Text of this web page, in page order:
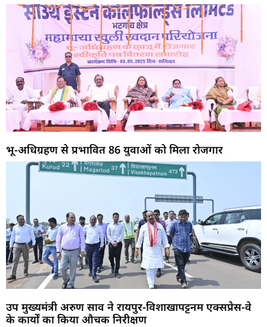
भू-अधिग्रहण से प्रभावित 86 युवाओं को मिला रोजगार
उप मुख्यमंत्री अरुण साव ने रायपुर-विशाखापट्टनम एक्सप्रेस-वे
के कार्यों का किया औचक निरीक्षण